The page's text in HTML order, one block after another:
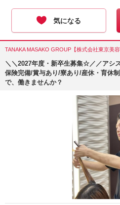
気になる
TANAKA MASAKO GROUP【株式会社東京美
＼＼2027年度・新卒生募集☆／／アシ
保険完備/賞与あり/寮あり/産休・育休
で、働きませんか？